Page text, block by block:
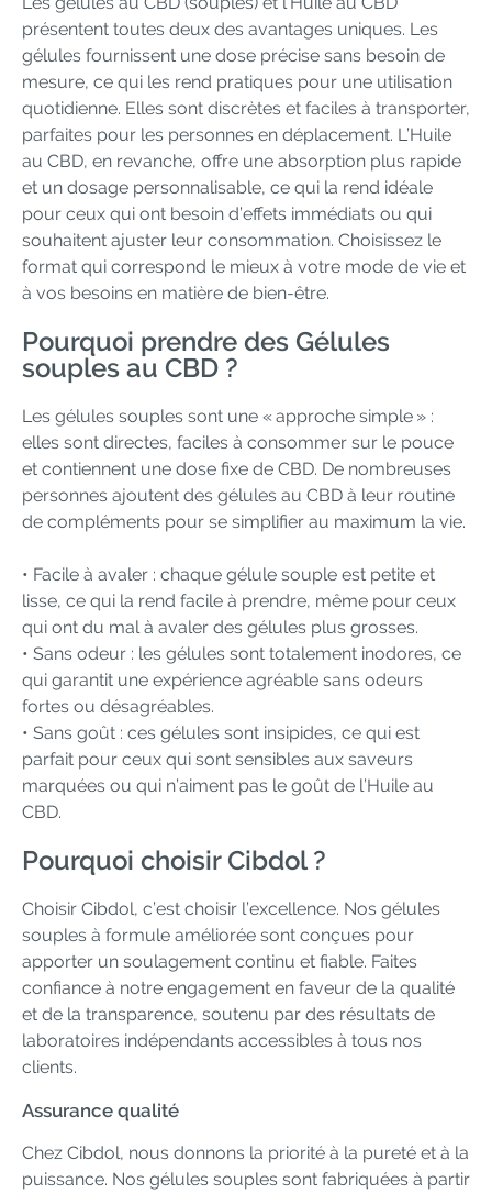
présentent toutes deux des avantages uniques. Les
gélules fournissent une dose précise sans besoin de
mesure, ce qui les rend pratiques pour une utilisation
quotidienne. Elles sont discrètes et faciles à transporter,
parfaites pour les personnes en déplacement. L’Huile
au CBD, en revanche, offre une absorption plus rapide
et un dosage personnalisable, ce qui la rend idéale
pour ceux qui ont besoin d’effets immédiats ou qui
souhaitent ajuster leur consommation. Choisissez le
format qui correspond le mieux à votre mode de vie et
à vos besoins en matière de bien-être.
Pourquoi prendre des Gélules
souples au CBD ?
Les gélules souples sont une « approche simple » :
elles sont directes, faciles à consommer sur le pouce
et contiennent une dose fixe de CBD. De nombreuses
personnes ajoutent des gélules au CBD à leur routine
de compléments pour se simplifier au maximum la vie.
• Facile à avaler : chaque gélule souple est petite et
lisse, ce qui la rend facile à prendre, même pour ceux
qui ont du mal à avaler des gélules plus grosses.
• Sans odeur : les gélules sont totalement inodores, ce
qui garantit une expérience agréable sans odeurs
fortes ou désagréables.
• Sans goût : ces gélules sont insipides, ce qui est
parfait pour ceux qui sont sensibles aux saveurs
marquées ou qui n’aiment pas le goût de l’Huile au
CBD.
Pourquoi choisir Cibdol ?
Choisir Cibdol, c’est choisir l’excellence. Nos gélules
souples à formule améliorée sont conçues pour
apporter un soulagement continu et fiable. Faites
confiance à notre engagement en faveur de la qualité
et de la transparence, soutenu par des résultats de
laboratoires indépendants accessibles à tous nos
clients.
Assurance qualité
Chez Cibdol, nous donnons la priorité à la pureté et à la
puissance. Nos gélules souples sont fabriquées à partir